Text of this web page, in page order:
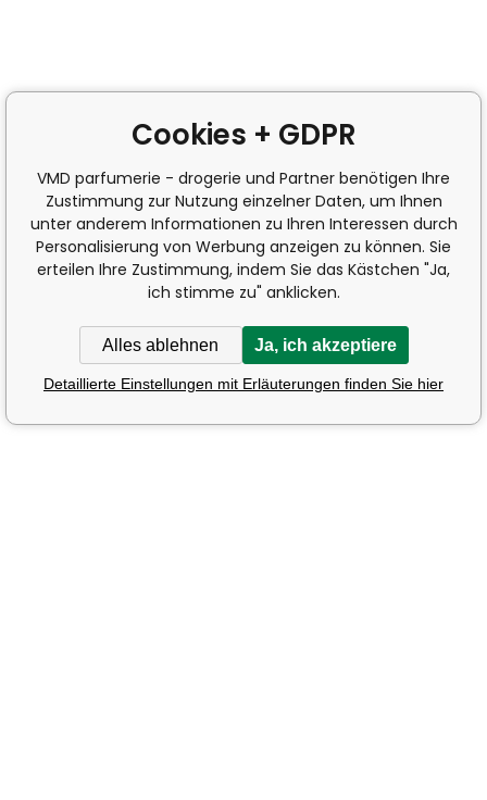
Cookies + GDPR
VMD parfumerie - drogerie und Partner benötigen Ihre
Zustimmung zur Nutzung einzelner Daten, um Ihnen
unter anderem Informationen zu Ihren Interessen durch
Personalisierung von Werbung anzeigen zu können. Sie
erteilen Ihre Zustimmung, indem Sie das Kästchen "Ja,
ich stimme zu" anklicken.
Alles ablehnen Ja, ich akzeptiere
Detaillierte Einstellungen mit Erläuterungen finden Sie hier